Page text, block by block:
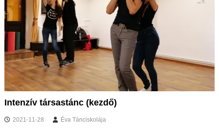
Intenzív társastánc (kezdő)
2021-11-28 Éva Tánciskolája